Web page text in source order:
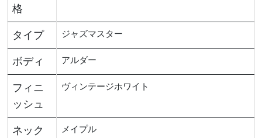
格
タイプ ジャズマスター
ボディ アルダー
フィニ
ッシュ
ヴィンテージホワイト
ネック メイプル